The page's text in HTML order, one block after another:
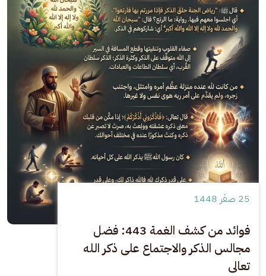
25 صفَر 1448
فوائد من كشف الغمة 443: فضل
مجالس الذكر والاجتماع على ذكر الله
تعالى